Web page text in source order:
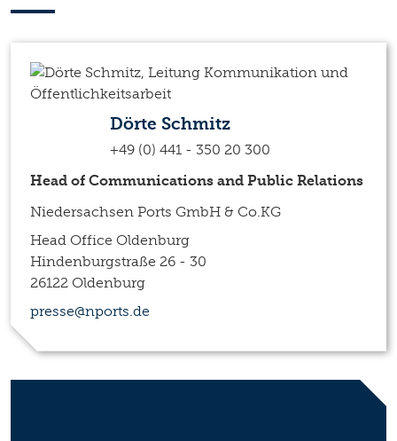
Dörte Schmitz
+49 (0) 441 - 350 20 300
Head of Communications and Public Relations
Niedersachsen Ports GmbH & Co.KG
Head Office Oldenburg
Hindenburgstraße 26 - 30
26122 Oldenburg
presse@nports.de